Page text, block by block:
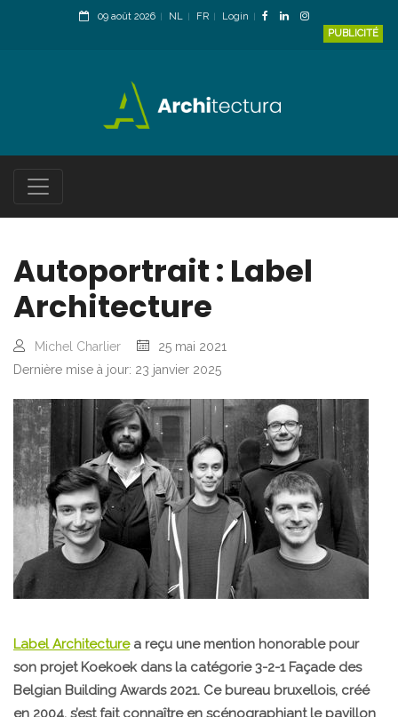
09 août 2026 NL FR
Login
PUBLICITÉ
Autoportrait : Label
Architecture
Michel Charlier
25 mai 2021
Dernière mise à jour: 23 janvier 2025
Label Architecturea reçu une mention honorable pour
son projet Koekoek dans la catégorie 3-2-1 Façade des
Belgian Building Awards 2021. Ce bureau bruxellois, créé
en 2004, s’est fait connaître en scénographiant le pavillon